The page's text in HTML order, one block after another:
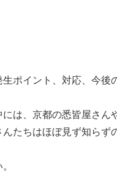
ポイント、対応、今
は、京都の悉皆屋さ
たちはほぼ見ず知ら